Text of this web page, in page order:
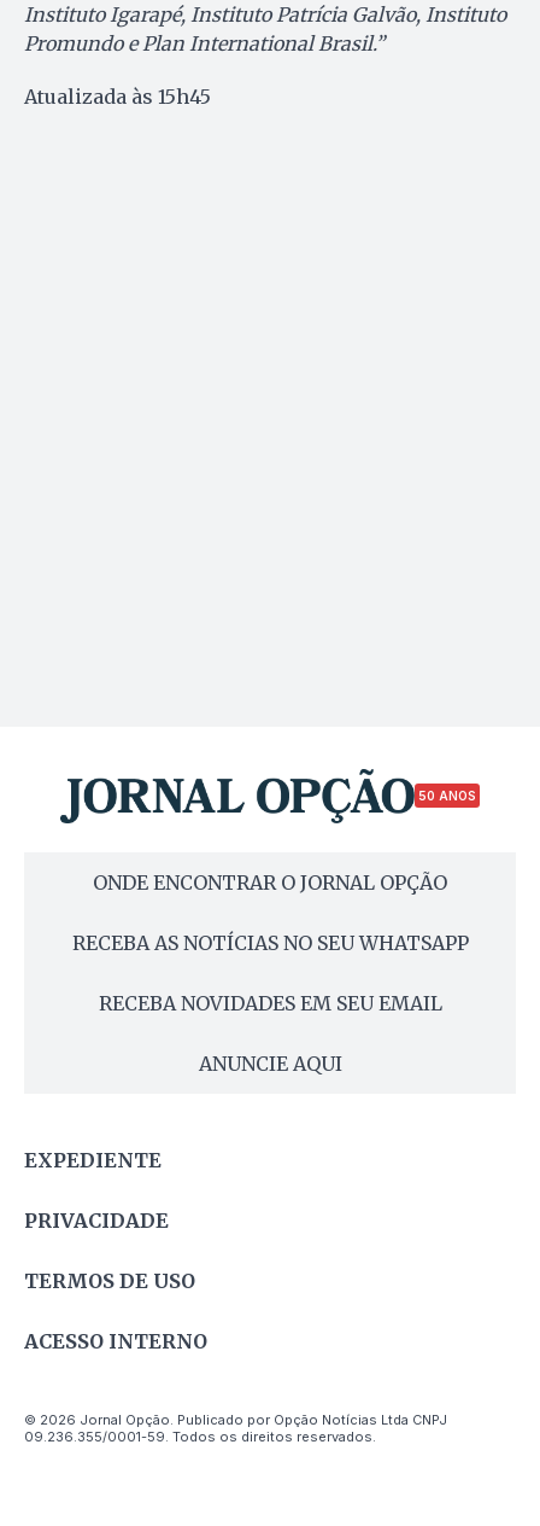
Instituto Igarapé, Instituto Patrícia Galvão, Instituto
Promundo e Plan International Brasil.”
Atualizada às 15h45
50 ANOS
ONDE ENCONTRAR O JORNAL OPÇÃO
RECEBA AS NOTÍCIAS NO SEU WHATSAPP
RECEBA NOVIDADES EM SEU EMAIL
ANUNCIE AQUI
EXPEDIENTE
PRIVACIDADE
TERMOS DE USO
ACESSO INTERNO
© 2026 Jornal Opção. Publicado por Opção Notícias Ltda CNPJ
09.236.355/0001-59. Todos os direitos reservados.